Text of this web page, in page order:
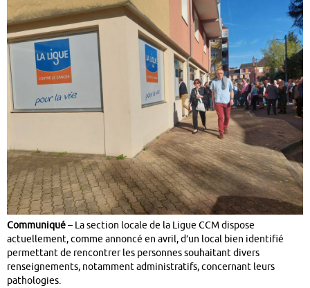
Communiqué– La section locale de la Ligue CCM dispose
actuellement, comme annoncé en avril, d’un local bien identifié
permettant de rencontrer les personnes souhaitant divers
renseignements, notamment administratifs, concernant leurs
pathologies.